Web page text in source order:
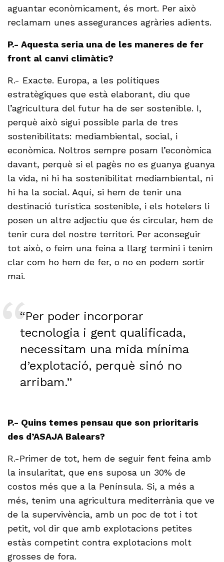
aguantar econòmicament, és mort. Per això
reclamam unes assegurances agràries adients.
P.- Aquesta seria una de les maneres de fer
front al canvi climàtic?
R.- Exacte. Europa, a les polítiques
estratègiques que està elaborant, diu que
l’agricultura del futur ha de ser sostenible. I,
perquè això sigui possible parla de tres
sostenibilitats: mediambiental, social, i
econòmica. Noltros sempre posam l’econòmica
davant, perquè si el pagès no es guanya guanya
la vida, ni hi ha sostenibilitat mediambiental, ni
hi ha la social. Aquí, si hem de tenir una
destinació turística sostenible, i els hotelers li
posen un altre adjectiu que és circular, hem de
tenir cura del nostre territori. Per aconseguir
tot això, o feim una feina a llarg termini i tenim
clar com ho hem de fer, o no en podem sortir
mai.
“Per poder incorporar
tecnologia i gent qualificada,
necessitam una mida mínima
d’explotació, perquè sinó no
arribam.”
P.- Quins temes pensau que son prioritaris
des d’ASAJA Balears?
R.-Primer de tot, hem de seguir fent feina amb
la insularitat, que ens suposa un 30% de
costos més que a la Península. Si, a més a
més, tenim una agricultura mediterrània que ve
de la supervivència, amb un poc de tot i tot
petit, vol dir que amb explotacions petites
estàs competint contra explotacions molt
grosses de fora.